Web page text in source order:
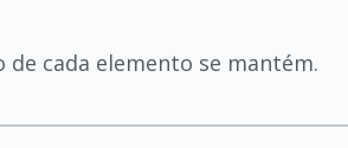
cada elemento se mantém.